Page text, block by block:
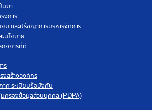
นมา
งการ
ม และปรัชญาการบริหารจัดการ
นโยบาย
กิจการที่ดี
ร
งสร้างองค์กร
าศ ระเบียบข้อบังคับ
มครองข้อมูลส่วนบุคคล (PDPA)